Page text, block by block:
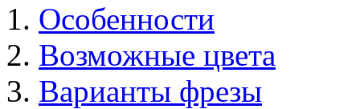
Особенности
Возможные цвета
Варианты фрезы